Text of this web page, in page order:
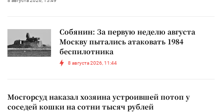
Собянин: За первую неделю августа
Москву пытались атаковать 1984
беспилотника
8 августа 2026, 11:44
Мосгорсуд наказал хозяина устроившей потоп у
соседей кошки на сотни тысяч рублей